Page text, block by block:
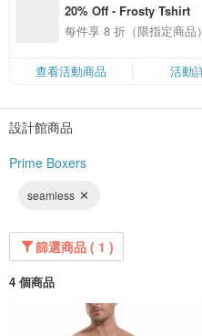
20% Off - Frosty Tshirt
每件享 8 折（限指定商品）
查看活動商品 活動
設計館商品
Prime Boxers
seamless
篩選商品 ( 1 )
4 個商品